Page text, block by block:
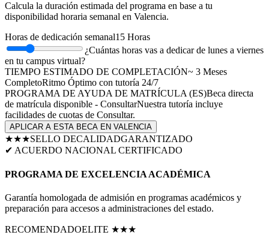
Calcula la duración estimada del programa en base a tu
disponibilidad horaria semanal en Valencia.
Horas de dedicación semanal15 Horas
¿Cuántas horas vas a dedicar de lunes a viernes
en tu campus virtual?
TIEMPO ESTIMADO DE COMPLETACIÓN~ 3 Meses
CompletoRitmo Óptimo con tutoría 24/7
PROGRAMA DE AYUDA DE MATRÍCULA (ES)Beca directa
de matrícula disponible - ConsultarNuestra tutoría incluye
facilidades de cuotas de Consultar.
APLICAR A ESTA BECA EN VALENCIA
★★★SELLO DECALIDADGARANTIZADO
✔ ACUERDO NACIONAL CERTIFICADO
PROGRAMA DE EXCELENCIA ACADÉMICA
Garantía homologada de admisión en programas académicos y
preparación para accesos a administraciones del estado.
RECOMENDADOELITE ★★★